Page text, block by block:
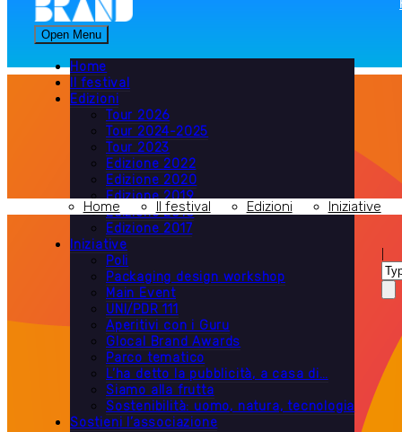
Open Menu
Home
Il festival
Edizioni
Tour 2026
Tour 2024-2025
Tour 2023
Edizione 2022
Edizione 2020
Edizione 2019
Edizione 2018
Edizione 2017
Iniziative
Poli
Packaging design workshop
Main Event
UNI/PDR 111
Aperitivi con i Guru
Glocal Brand Awards
Parco tematico
L’ha detto la pubblicità, a casa di…
Siamo alla frutta
Sostenibilità: uomo, natura, tecnologia
Sostieni l’associazione
Home Il festival Edizioni Iniziative
|